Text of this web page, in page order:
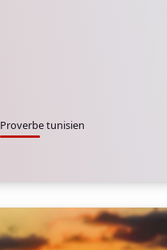
Proverbe tunisien